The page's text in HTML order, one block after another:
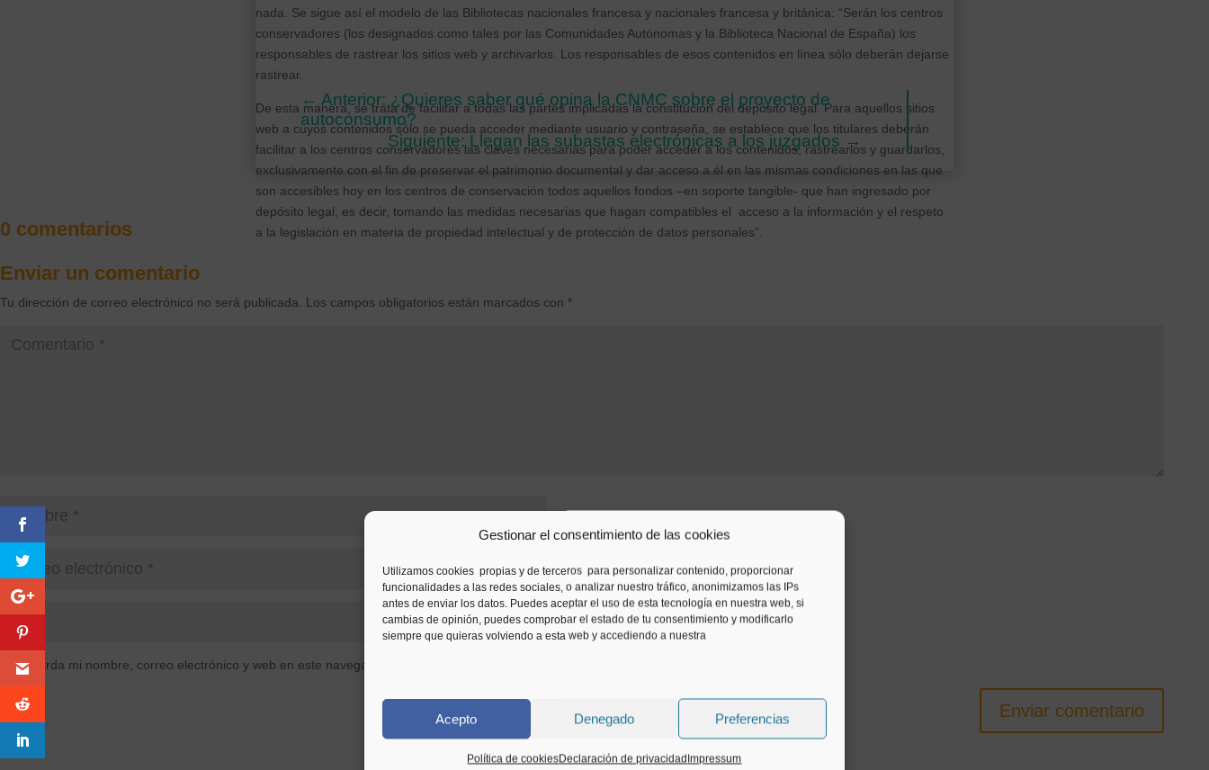
Gestionar el consentimiento de las cookies
Utilizamos cookies propias y de terceros para personalizar contenido, proporcionar
funcionalidades a las redes sociales, o analizar nuestro tráfico, anonimizamos las IPs
antes de enviar los datos. Puedes aceptar el uso de esta tecnología en nuestra web, si
cambias de opinión, puedes comprobar el estado de tu consentimiento y modificarlo
siempre que quieras volviendo a esta web y accediendo a nuestra
Acepto Denegado Preferencias
Política de cookiesDeclaración de privacidadImpressum
nada. Se sigue así el modelo de las Bibliotecas nacionales francesa y nacionales francesa y británica: “Serán los centros
conservadores (los designados como tales por las Comunidades Autónomas y la Biblioteca Nacional de España) los
responsables de rastrear los sitios web y archivarlos. Los responsables de esos contenidos en línea sólo deberán dejarse
rastrear.
De esta manera, se trata de facilitar a todas las partes implicadas la constitución del depósito legal. Para aquellos sitios
web a cuyos contenidos sólo se pueda acceder mediante usuario y contraseña, se establece que los titulares deberán
facilitar a los centros conservadores las claves necesarias para poder acceder a los contenidos, rastrearlos y guardarlos,
exclusivamente con el fin de preservar el patrimonio documental y dar acceso a él en las mismas condiciones en las que
son accesibles hoy en los centros de conservación todos aquellos fondos –en soporte tangible- que han ingresado por
depósito legal, es decir, tomando las medidas necesarias que hagan compatibles el acceso a la información y el respeto
a la legislación en materia de propiedad intelectual y de protección de datos personales”.
← Anterior: ¿Quieres saber qué opina la CNMC sobre el proyecto de
autoconsumo?
Siguiente: Llegan las subastas electrónicas a los juzgados →
0 comentarios
Enviar un comentario
Tu dirección de correo electrónico no será publicada. Los campos obligatorios están marcados con *
Guarda mi nombre, correo electrónico y web en este navegador para la próxima vez que comente.
Enviar comentario